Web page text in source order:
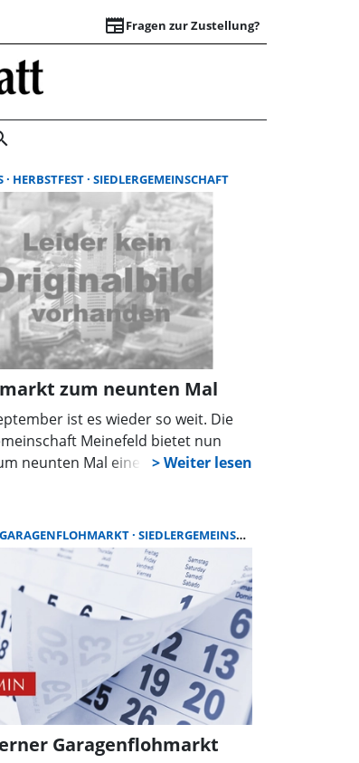
newspaperFragen zur Zustellung?
Suchergebnisse |
HERBSTFEST SIEDLERGEMEINSCHAFT
zum neunten Mal
ist es wieder so weit. Die
Meinefeld bietet nun
neunten Mal einen Herbstmarkt
GARAGENFLOHMARKT SIEDLERGEMEINSCHAFT
Garagenflohmarkt